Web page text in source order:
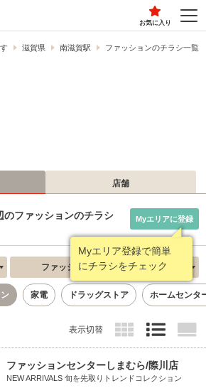
お気に入り
滋賀県 南滋賀駅 ファッションのチラシ一覧
店舗
ファッションのチラシ
Myエリア登録で簡単
にチラシをチェック
Myエリアに登録
ファッション 新着順
家電 ドラッグストア ホームセンタ
表示切替
ファッションセンターしまむら/際川店
NEW ARRIVALS 旬を先取りトレンドコレクション